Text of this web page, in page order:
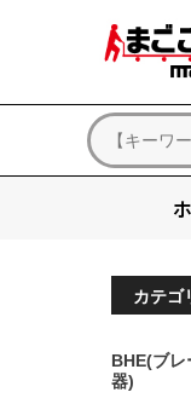
カテゴ
BHE(ブ
器)